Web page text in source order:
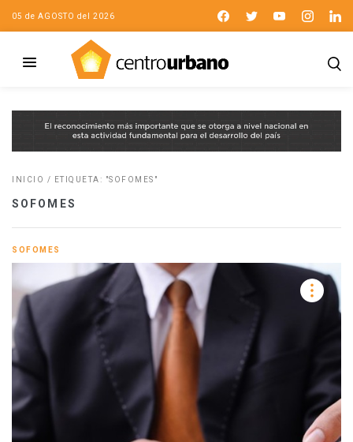
05 de AGOSTO del 2026
INICIO / ETIQUETA: "SOFOMES"
SOFOMES
SOFOMES